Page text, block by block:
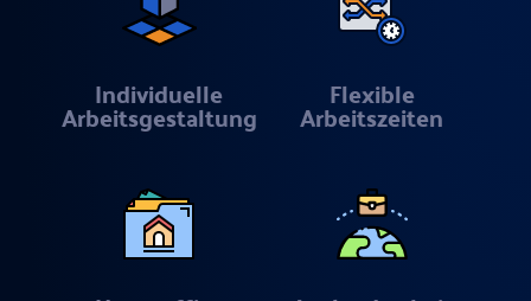
Individuelle
Arbeitsgestaltung
Flexible
Arbeitszeiten